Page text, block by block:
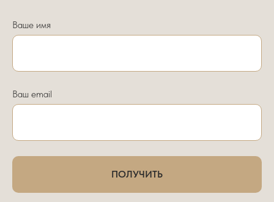
Ваше имя
Ваш email
ПОЛУЧИТЬ